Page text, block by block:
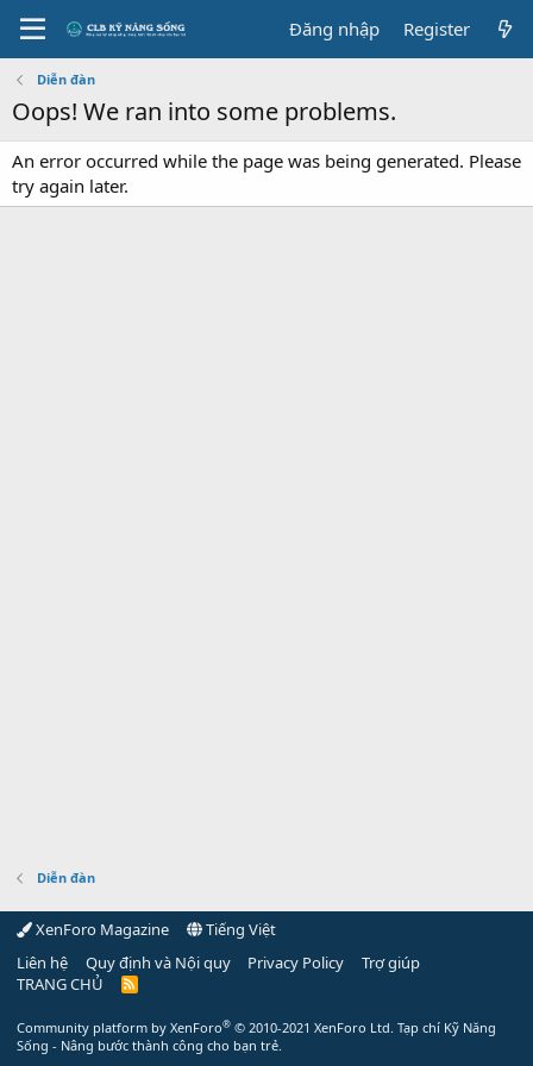
Đăng nhập Register
Diễn đàn
Oops! We ran into some problems.
An error occurred while the page was being generated. Please
try again later.
Diễn đàn
XenForo Magazine
Tiếng Việt
Liên hệ
Quy định và Nội quy Privacy Policy
Trợ giúp
TRANG CHỦ
R
Community platform by XenForo® © 2010-2021 XenForo Ltd. Tạp chí Kỹ Năng
Sống - Nâng bước thành công cho bạn trẻ.